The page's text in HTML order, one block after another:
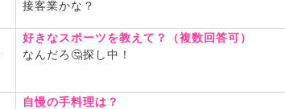
接客業かな？
好きなスポーツを教えて？（複数回答可）
なんだろ🤔探し中！
自慢の手料理は？